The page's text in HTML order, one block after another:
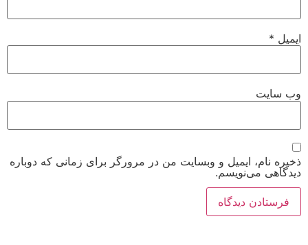
ایمیل*
وب‌ سایت
ذخیره نام، ایمیل و وبسایت من در مرورگر برای زمانی که دوباره
دیدگاهی می‌نویسم.